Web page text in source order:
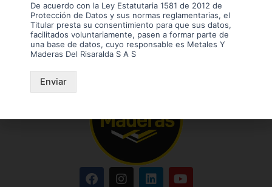
De acuerdo con la Ley Estatutaria 1581 de 2012 de
Protección de Datos y sus normas reglamentarias, el
Titular presta su consentimiento para que sus datos,
facilitados voluntariamente, pasen a formar parte de
una base de datos, cuyo responsable es Metales Y
Maderas Del Risaralda S A S
Enviar